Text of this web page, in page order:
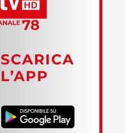
SCARICA
L’APP